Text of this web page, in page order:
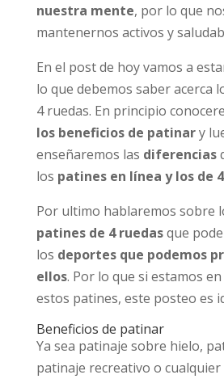
nuestra mente, por lo que
mantenernos activos y
En el post de hoy vamos a
lo que debemos saber acerca
4 ruedas. En principio
los beneficios de patinary
enseñaremos las diferencias
los patines en línea y los de
Por ultimo hablaremos sobre
patines de 4 ruedasque
los deportes que podemos
ellos. Por lo que si estamos
estos patines, este posteo es
Beneficios de patinar
Ya sea patinaje sobre hielo,
patinaje recreativo o